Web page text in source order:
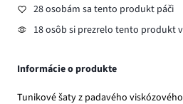
28 osobám sa tento produkt páči
18 osôb si prezrelo tento produkt
Informácie o produkte
Tunikové šaty z padavého